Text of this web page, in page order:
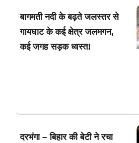
बागमती नदी के बढ़ते जलस्तर से
गायघाट के कई क्षेत्र जलमगन,
कई जगह सड़क ध्वस्त!
दरभंगा – बिहार की बेटी ने रचा